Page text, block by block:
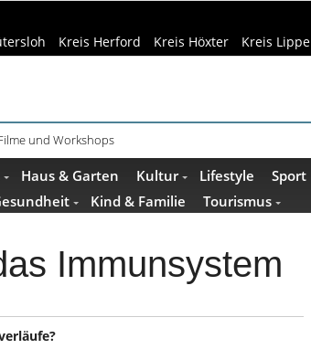
Kreis Herford Kreis Höxter Kreis Lippe
und Workshops
Haus & Garten Kultur Lifestyle Sport
Kind & Familie Tourismus
Immunsystem